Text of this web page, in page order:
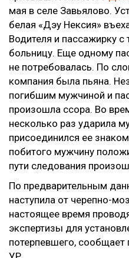
мая в селе Завьялово.
белая «Дэу Нексия»
Водителя и пассажирку
больницу. Еще одному
не потребовалась. По
компания была пьяна.
погибшим мужчиной и
произошла ссора. Во
несколько раз ударила
присоединился ее
побитого мужчину
пути следования
По предварительным
наступила от черепно-
настоящее время
экспертизы для
потерпевшего,